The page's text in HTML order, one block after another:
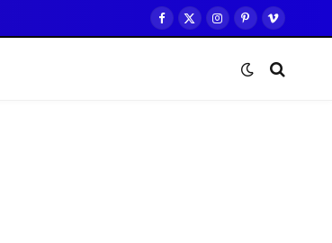
Facebook
X
Instagram
Pinterest
Vimeo